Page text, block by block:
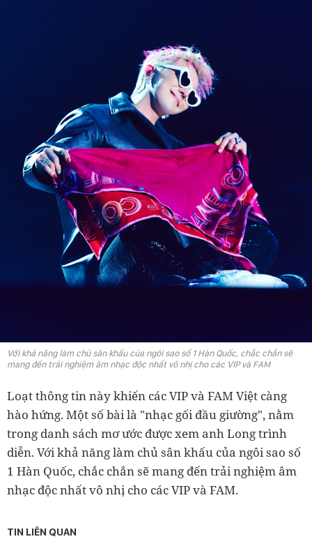
Với khả năng làm chủ sân khấu của ngôi sao số 1 Hàn Quốc, chắc chắn sẽ
mang đến trải nghiệm âm nhạc độc nhất vô nhị cho các VIP và FAM
Loạt thông tin này khiến các VIP và FAM Việt càng
hào hứng. Một số bài là "nhạc gối đầu giường", nằm
trong danh sách mơ ước được xem anh Long trình
diễn. Với khả năng làm chủ sân khấu của ngôi sao số
1 Hàn Quốc, chắc chắn sẽ mang đến trải nghiệm âm
nhạc độc nhất vô nhị cho các VIP và FAM.
TIN LIÊN QUAN